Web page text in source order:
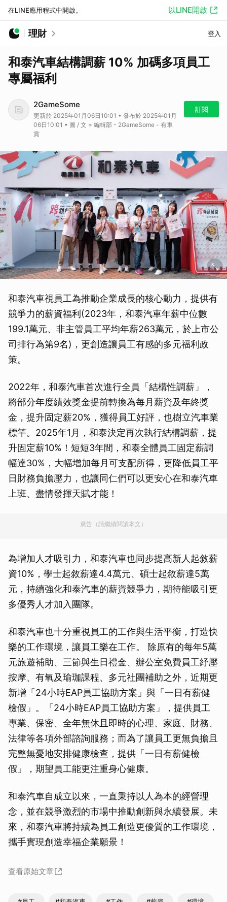
在LINE應用程式中開啟。 以LINE開啟
理財 登入
和泰汽車結構調薪 10% 加碼多項員工
專屬福利
2GameSome
更新於 2025年01月06日10:01 • 發布於 2025年01月
06日10:01 • 圖 / 文 = 編輯部 - 2GameSome - 有車
賞
訂閱
和泰汽車視員工為推動企業成長的核心動力，提供有
競爭力的薪資福利(2023年，和泰汽車年薪中位數
199.1萬元、非主管員工平均年薪263萬元，於上市公
司排行為第9名)，更創造讓員工有感的多元福利政
策。
2022年，和泰汽車首次進行全員「結構性調薪」，
將部分年度績效獎金提前轉換為每月薪資及年終獎
金，提升固定薪20%，獲得員工好評，也樹立汽車業
標竿。2025年1月，和泰決定再次執行結構調薪，提
升固定薪10%！短短3年間，和泰全體員工固定薪調
幅達30%，大幅增加每月可支配所得，更降低員工平
日財務負擔壓力，也讓同仁們可以更安心在和泰汽車
上班、盡情發揮天賦才能！
廣告（請繼續閱讀本文）
為增加人才吸引力，和泰汽車也同步提高新人起敘薪
資10%，學士起敘薪達4.4萬元、碩士起敘薪達5萬
元，持續強化和泰汽車的薪資競爭力，期待能吸引更
多優秀人才加入團隊。
和泰汽車也十分重視員工的工作與生活平衡，打造快
樂的工作環境，讓員工樂在工作。 除原有的每年5萬
元旅遊補助、三節與生日禮金、辦公室免費員工紓壓
按摩、有氧及瑜珈課程、多元社團補助之外，近期更
新增「24小時EAP員工協助方案」與「一日有薪健
檢假」。「24小時EAP員工協助方案」，提供員工
專業、保密、全年無休且即時的心理、家庭、財務、
法律等各項外部諮詢服務；而為了讓員工更無負擔且
完整無憂地安排健康檢查，提供「一日有薪健檢
假」，期望員工能更注重身心健康。
和泰汽車自成立以來，一直秉持以人為本的經營理
念，並在競爭激烈的市場中推動創新與永續發展。未
來，和泰汽車將持續為員工創造更優質的工作環境，
攜手實現創造幸福企業願景！
查看原始文章